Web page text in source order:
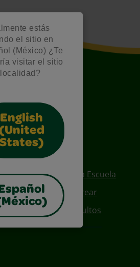
estás
el sitio en
(México) ¿Te
visitar el sitio
English
States)
of Interest
De Regreso A La Escuela
Para Colorear
Coloreables Para Adultos